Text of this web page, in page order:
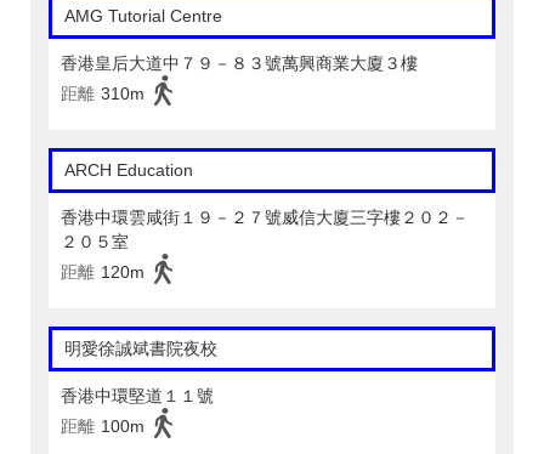
AMG Tutorial Centre
香港皇后大道中７９－８３號萬興商業大廈３樓
距離 310m
ARCH Education
香港中環雲咸街１９－２７號威信大廈三字樓２０２－
２０５室
距離 120m
明愛徐誠斌書院夜校
香港中環堅道１１號
距離 100m